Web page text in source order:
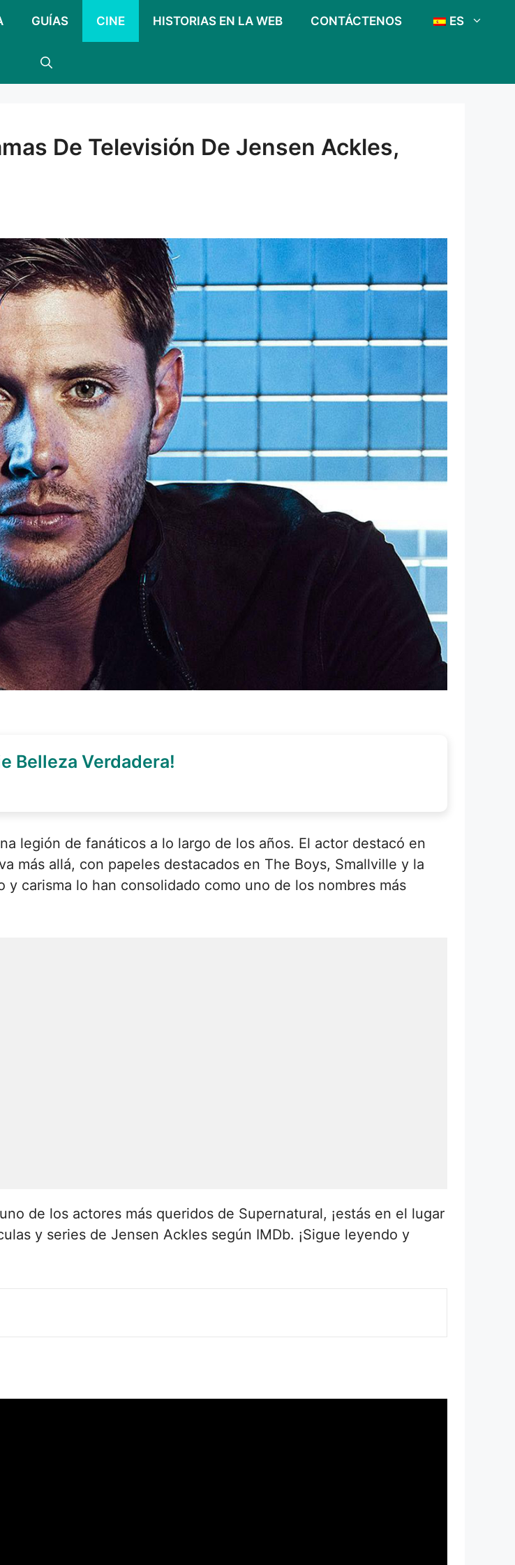
GUÍAS CINE HISTORIAS EN LA WEB CONTÁCTENOS ES
De Televisión De Jensen Ackles,
Belleza Verdadera!
legión de fanáticos a lo largo de los años. El actor destacó en
más allá, con papeles destacados en The Boys, Smallville y la
carisma lo han consolidado como uno de los nombres más
de los actores más queridos de Supernatural, ¡estás en el lugar
y series de Jensen Ackles según IMDb. ¡Sigue leyendo y